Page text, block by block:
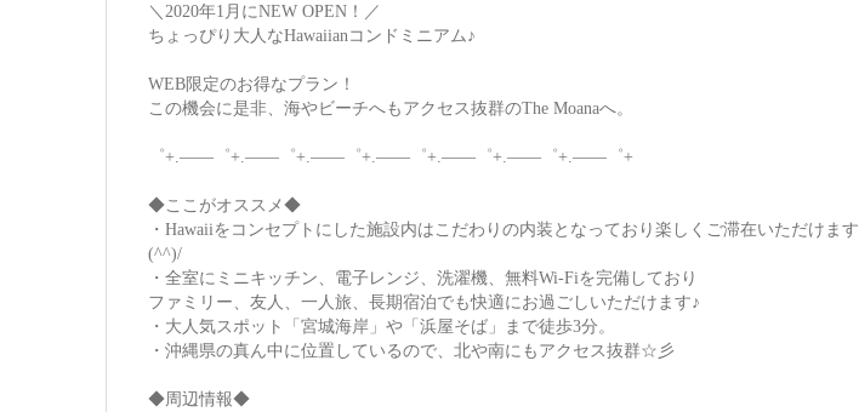
＼2020年1月にNEW OPEN！／
ちょっぴり大人なHawaiianコンドミニアム♪
WEB限定のお得なプラン！
この機会に是非、海やビーチへもアクセス抜群のThe Moanaへ。
゜+.――゜+.――゜+.――゜+.――゜+.――゜+.――゜+.――゜+
◆ここがオススメ◆
・Hawaiiをコンセプトにした施設内はこだわりの内装となっており楽しくご滞在いただけます
(^^)/
・全室にミニキッチン、電子レンジ、洗濯機、無料Wi-Fiを完備しており
ファミリー、友人、一人旅、長期宿泊でも快適にお過ごしいただけます♪
・大人気スポット「宮城海岸」や「浜屋そば」まで徒歩3分。
・沖縄県の真ん中に位置しているので、北や南にもアクセス抜群☆彡
◆周辺情報◆